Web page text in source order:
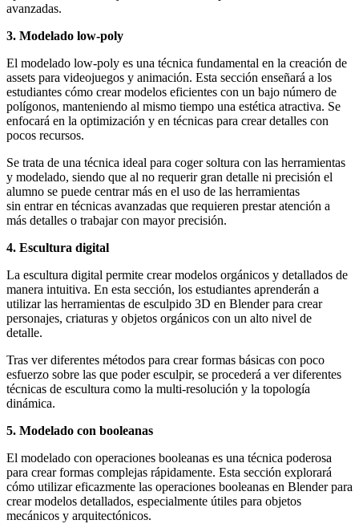
avanzadas.
3. Modelado low-poly
El modelado low-poly es una técnica fundamental en la creación de
assets para videojuegos y animación. Esta sección enseñará a los
estudiantes cómo crear modelos eficientes con un bajo número de
polígonos, manteniendo al mismo tiempo una estética atractiva. Se
enfocará en la optimización y en técnicas para crear detalles con
pocos recursos.
Se trata de una técnica ideal para coger soltura con las herramientas
y modelado, siendo que al no requerir gran detalle ni precisión el
alumno se puede centrar más en el uso de las herramientas
sin entrar en técnicas avanzadas que requieren prestar atención a
más detalles o trabajar con mayor precisión.
4. Escultura digital
La escultura digital permite crear modelos orgánicos y detallados de
manera intuitiva. En esta sección, los estudiantes aprenderán a
utilizar las herramientas de esculpido 3D en Blender para crear
personajes, criaturas y objetos orgánicos con un alto nivel de
detalle.
Tras ver diferentes métodos para crear formas básicas con poco
esfuerzo sobre las que poder esculpir, se procederá a ver diferentes
técnicas de escultura como la multi-resolución y la topología
dinámica.
5. Modelado con booleanas
El modelado con operaciones booleanas es una técnica poderosa
para crear formas complejas rápidamente. Esta sección explorará
cómo utilizar eficazmente las operaciones booleanas en Blender para
crear modelos detallados, especialmente útiles para objetos
mecánicos y arquitectónicos.